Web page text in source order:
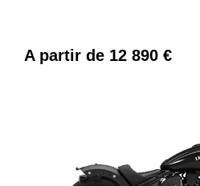
A partir de 12 890 €